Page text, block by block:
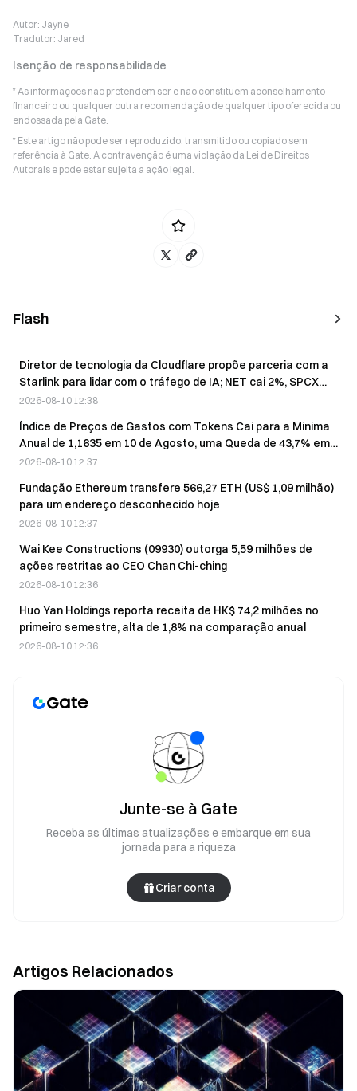
Autor: Jayne
Tradutor: Jared
Isenção de responsabilidade
* As informações não pretendem ser e não constituem aconselhamento
financeiro ou qualquer outra recomendação de qualquer tipo oferecida ou
endossada pela Gate.
* Este artigo não pode ser reproduzido, transmitido ou copiado sem
referência à Gate. A contravenção é uma violação da Lei de Direitos
Autorais e pode estar sujeita a ação legal.
Flash
Diretor de tecnologia da Cloudflare propõe parceria com a
Starlink para lidar com o tráfego de IA; NET cai 2%, SPCX
sobe 2,3% na segunda-feira
2026-08-10 12:38
Índice de Preços de Gastos com Tokens Cai para a Mínima
Anual de 1,1635 em 10 de Agosto, uma Queda de 43,7% em
Dois Meses
2026-08-10 12:37
Fundação Ethereum transfere 566,27 ETH (US$ 1,09 milhão)
para um endereço desconhecido hoje
2026-08-10 12:37
Wai Kee Constructions (09930) outorga 5,59 milhões de
ações restritas ao CEO Chan Chi-ching
2026-08-10 12:36
Huo Yan Holdings reporta receita de HK$ 74,2 milhões no
primeiro semestre, alta de 1,8% na comparação anual
2026-08-10 12:36
Junte-se à Gate
Receba as últimas atualizações e embarque em sua
jornada para a riqueza
Criar conta
Artigos Relacionados